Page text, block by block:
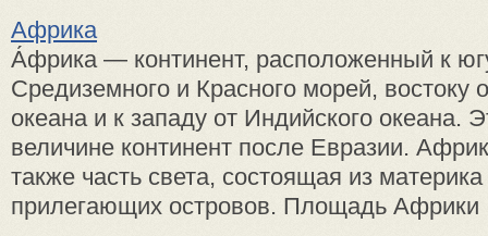
Африка
А́фрика — континент, расположенный к
Средиземного и Красного морей, востоку
океана и к западу от Индийского океана.
величине континент после Евразии.
также часть света, состоящая из
прилегающих островов. Площадь Африки